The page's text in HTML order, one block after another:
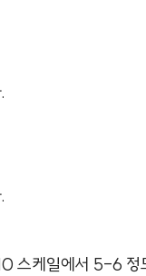
스케일에서 5-6 정